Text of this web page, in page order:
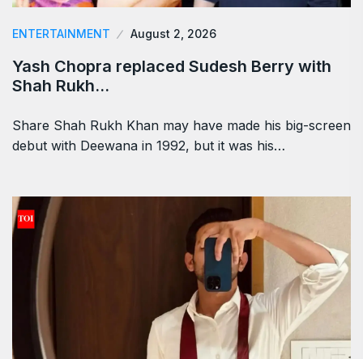
ENTERTAINMENT August 2, 2026
Yash Chopra replaced Sudesh Berry with
Shah Rukh…
Share Shah Rukh Khan may have made his big-screen
debut with Deewana in 1992, but it was his…